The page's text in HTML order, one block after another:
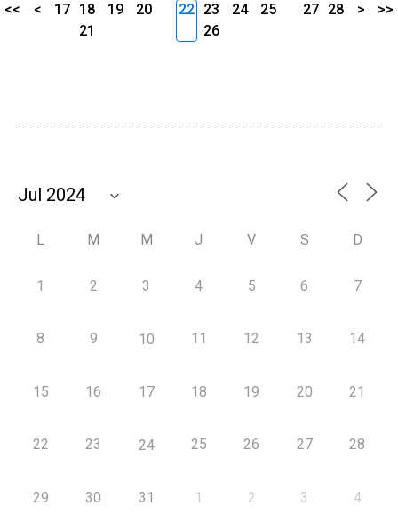
<< < 17 18 19
20
21
22 23 24
25
26
27 28 > >>
L M M J V S D
1 2 3 4 5 6 7
8 9 10 11 12 13 14
15 16 17 18 19 20 21
22 23 24 25 26 27 28
29 30 31 1 2 3 4